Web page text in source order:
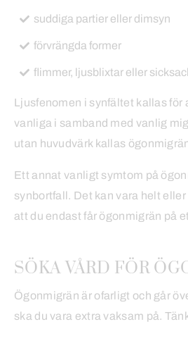
suddiga partier eller dimsyn
förvrängda former
flimmer, ljusblixtar eller
Ljusfenomen i synfältet kallas för
vanliga i samband med vanlig
utan huvudvärk kallas
Ett annat vanligt symtom på
synbortfall. Det kan vara helt
att du endast får ögonmigrän på
SÖKA VÅRD FÖR
Ögonmigrän är ofarligt och går
ska du vara extra vaksam på.